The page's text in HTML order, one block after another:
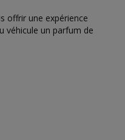
offrir une expérience
véhicule un parfum de